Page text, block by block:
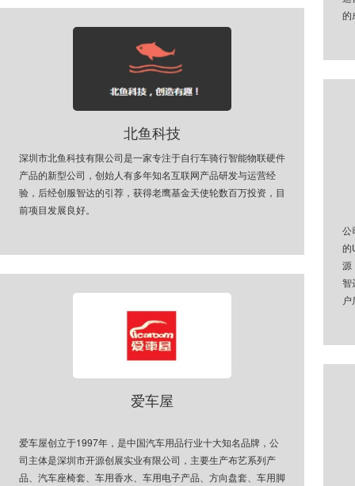
北鱼科技
深圳市北鱼科技有限公司是一家专注于自行车骑行智能物联硬件
产品的新型公司，创始人有多年知名互联网产品研发与运营经
验，后经创服智达的引荐，获得老鹰基金天使轮数百万投资，目
前项目发展良好。
爱车屋
爱车屋创立于1997年，是中国汽车用品行业十大知名品牌，公
司主体是深圳市开源创展实业有限公司，主要生产布艺系列产
品、汽车座椅套、车用香水、车用电子产品、方向盘套、车用脚
的
公
的
源
智